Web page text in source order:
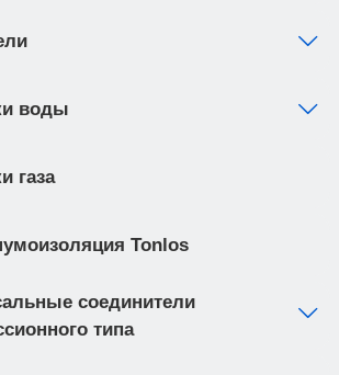
воды
газа
Tonlos
соединители
типа